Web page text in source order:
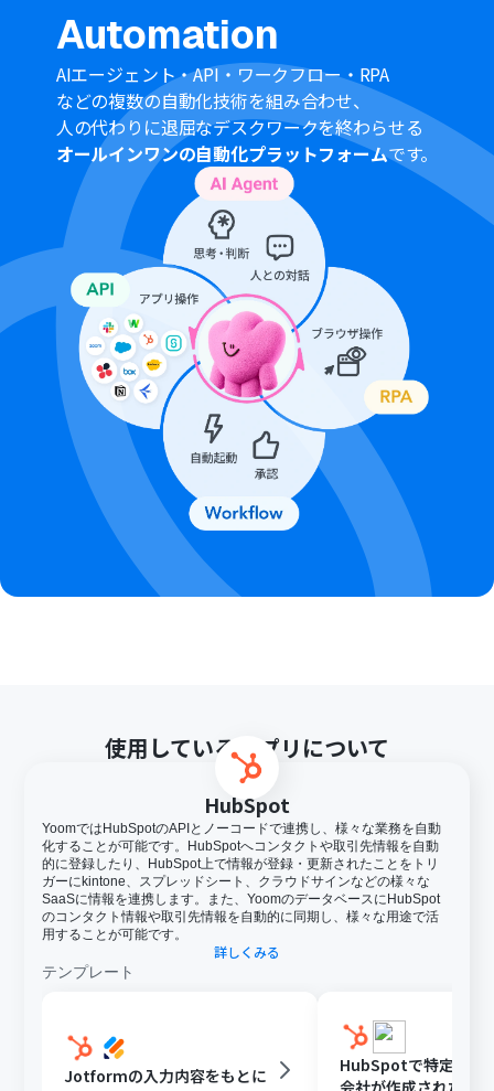
Automation
AIエージェント・API・ワークフロー・RPA
などの複数の自動化技術を組み合わせ、
人の代わりに退屈なデスクワークを終わらせる
オールインワンの自動化プラットフォームです。
使用しているアプリについて
HubSpot
YoomではHubSpotのAPIとノーコードで連携し、様々な業務を自動
化することが可能です。HubSpotへコンタクトや取引先情報を自動
的に登録したり、HubSpot上で情報が登録・更新されたことをトリ
ガーにkintone、スプレッドシート、クラウドサインなどの様々な
SaaSに情報を連携します。また、YoomのデータベースにHubSpot
のコンタクト情報や取引先情報を自動的に同期し、様々な用途で活
用することが可能です。
詳しくみる
テンプレート
Jotformの入力内容をもとに
HubSpotで特定条件
会社が作成されたら、